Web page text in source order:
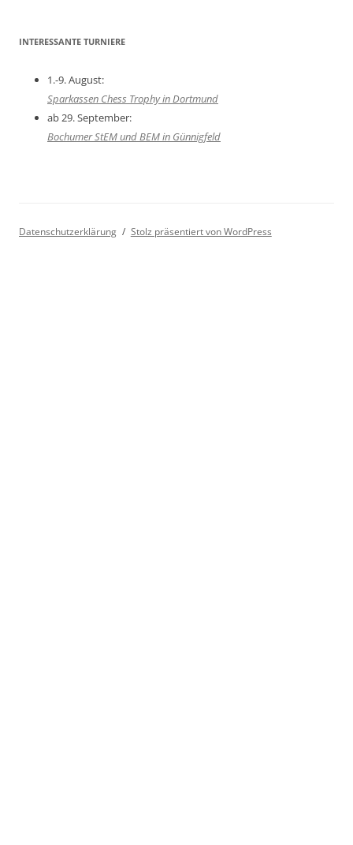
INTERESSANTE TURNIERE
1.-9. August:
Sparkassen Chess Trophy in Dortmund
ab 29. September:
Bochumer StEM und BEM in Günnigfeld
Datenschutzerklärung Stolz präsentiert von WordPress